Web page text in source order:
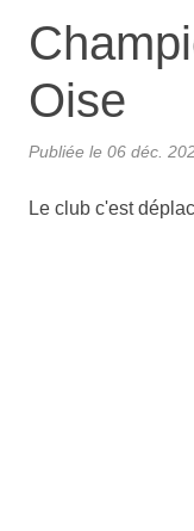
Oise
Publiée le 06 déc.
Le club c'est